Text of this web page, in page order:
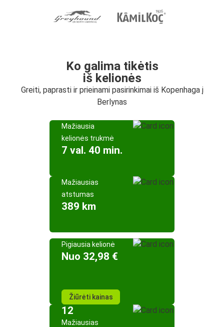
Ko galima tikėtis
iš kelionės
Greiti, paprasti ir prieinami pasirinkimai iš Kopenhaga į
Berlynas
Mažiausia
kelionės trukmė
7 val. 40 min.
Mažiausias
atstumas
389 km
Pigiausia kelionė
Nuo 32,98 €
Žiūrėti kainas
12
Mažiausias